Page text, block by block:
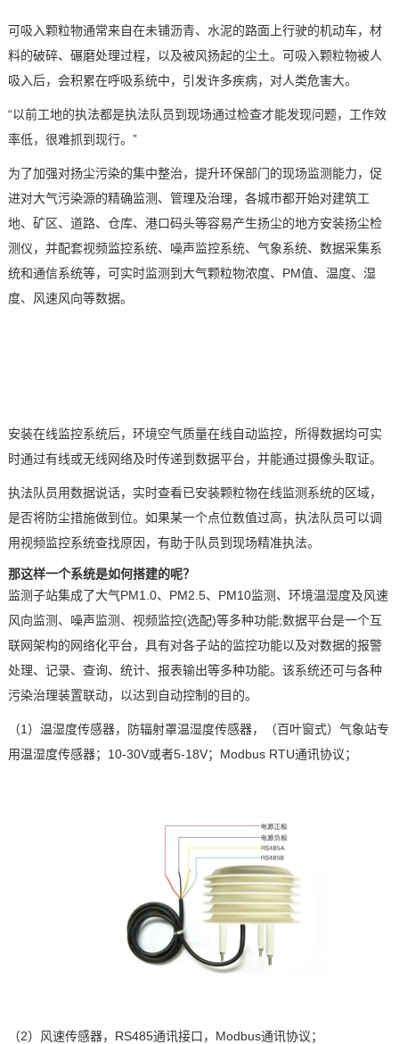
可吸入颗粒物通常来自在未铺沥青、水泥的路面上行驶的机动车，材
料的破碎、碾磨处理过程，以及被风扬起的尘土。可吸入颗粒物被人
吸入后，会积累在呼吸系统中，引发许多疾病，对人类危害大。
“以前工地的执法都是执法队员到现场通过检查才能发现问题，工作效
率低，很难抓到现行。”
为了加强对扬尘污染的集中整治，提升环保部门的现场监测能力，促
进对大气污染源的精确监测、管理及治理，各城市都开始对建筑工
地、矿区、道路、仓库、港口码头等容易产生扬尘的地方安装扬尘检
测仪，并配套视频监控系统、噪声监控系统、气象系统、数据采集系
统和通信系统等，可实时监测到大气颗粒物浓度、PM值、温度、湿
度、风速风向等数据。
安装在线监控系统后， 环境空气质量在线自动监控，所得数据均可实
时通过有线或无线网络及时传递到数据平台， 并能通过摄像头取证。
执法队员用数据说话，实时查看已安装颗粒物在线监测系统的区域，
是否将防尘措施做到位。如果某一个点位数值过高，执法队员可以调
用视频监控系统查找原因，有助于队员到现场精准执法。
那这样一个系统是如何搭建的呢？
监测子站集成了大气PM1.0、 PM2.5、 PM10监测、环境温湿度及风速
风向监测、噪声监测、视频监控(选配)等多种功能;数据平台是一个互
联网架构的网络化平台，具有对各子站的监控功能以及对数据的报警
处理、记录、查询、统计、报表输出等多种功能。该系统还可与各种
污染治理装置联动，以达到自动控制的目的。
（1） 温湿度传感器，防辐射罩温湿度传感器，（百叶窗式）气象站专
用温湿度传感器； 10-30V或者5-18V； Modbus RTU通讯协议；
（2） 风速传感器， RS485通讯接口， Modbus通讯协议；